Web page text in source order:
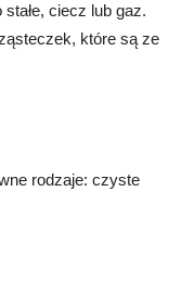
ciecz lub gaz.
które są ze
rodzaje: czyste